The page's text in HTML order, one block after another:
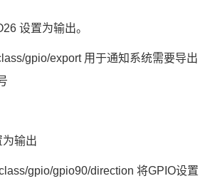
设置为输出。
gpio/export 用于通知系统需要导出
输出
gpio/gpio90/direction 将GPIO设置